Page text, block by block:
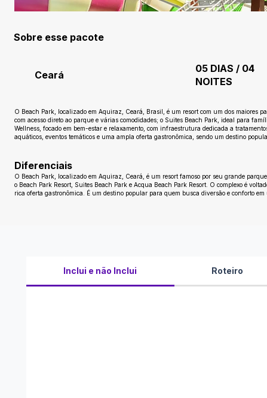
Sobre esse pacote
Ceará
05 DIAS / 04
NOITES
O Beach Park, localizado em Aquiraz, Ceará, Brasil, é um resort com um dos maiores
com acesso direto ao parque e várias comodidades; o Suites Beach Park, ideal para
Wellness, focado em bem-estar e relaxamento, com infraestrutura dedicada a
aquáticos, eventos temáticos e uma ampla oferta gastronômica, sendo um destino
Diferenciais
O Beach Park, localizado em Aquiraz, Ceará, é um resort famoso por seu grande
o Beach Park Resort, Suites Beach Park e Acqua Beach Park Resort. O complexo é
rica oferta gastronômica. É um destino popular para quem busca diversão e conforto em
Inclui e não Inclui Roteiro